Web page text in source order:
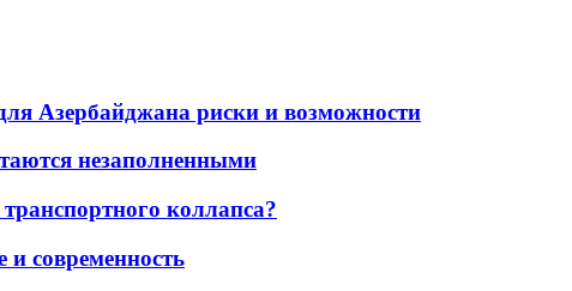
Азербайджана риски и возможности
незаполненными
коллапса?
современность